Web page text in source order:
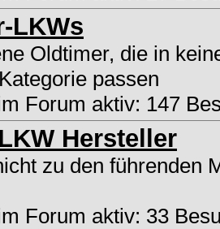
LKWs
Oldtimer, die in
passen
Forum aktiv: 147
Hersteller
zu den führenden
Forum aktiv: 33